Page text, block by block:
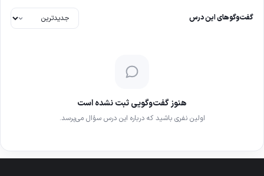
گفت‌وگوهای این درس
هنوز گفت‌وگویی ثبت نشده است
اولین نفری باشید که درباره این درس سؤال می‌پرسد.